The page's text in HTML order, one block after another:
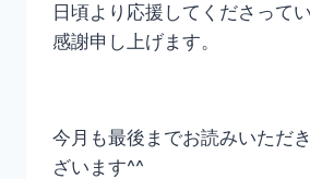
日頃より応援してくださって
感謝申し上げます。
今月も最後までお読みいただ
ざいます^^